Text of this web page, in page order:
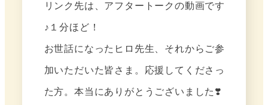
リンク先は、アフタートークの動画です
♪１分ほど！
お世話になったヒロ先生、それからご参
加いただいた皆さま。応援してくださっ
た方。本当にありがとうございました❣️